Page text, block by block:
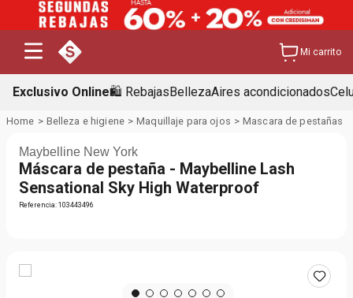
Mi carrito
Exclusivo Online🛍️ RebajasBellezaAires acondicionados
Belleza e higiene Maquillaje para ojos Mascara de pestañas
Maybelline New York
Máscara de pestaña - Maybelline Lash
Sensational Sky High Waterproof
Referencia:103443496